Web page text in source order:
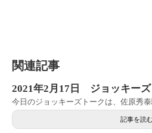
関連記事
2021年2月17日 ジョッキーズ
今日のジョッキーズトークは、佐原秀
記事を読